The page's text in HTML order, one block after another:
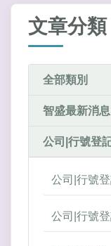
文章分類
全部類別
智盛最新消息
公司|行號登
公司|行號
公司|行號